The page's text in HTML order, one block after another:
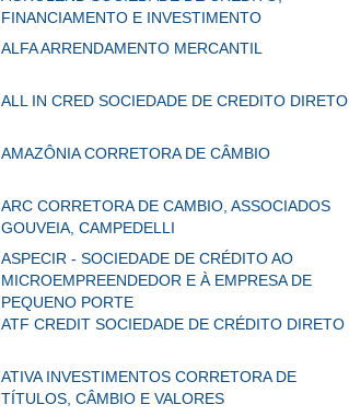
FINANCIAMENTO E INVESTIMENTO
ALFA ARRENDAMENTO MERCANTIL
ALL IN CRED SOCIEDADE DE CREDITO DIRETO
AMAZÔNIA CORRETORA DE CÂMBIO
ARC CORRETORA DE CAMBIO, ASSOCIADOS
GOUVEIA, CAMPEDELLI
ASPECIR - SOCIEDADE DE CRÉDITO AO
MICROEMPREENDEDOR E À EMPRESA DE
PEQUENO PORTE
ATF CREDIT SOCIEDADE DE CRÉDITO DIRETO
ATIVA INVESTIMENTOS CORRETORA DE
TÍTULOS, CÂMBIO E VALORES